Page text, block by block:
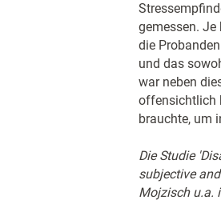
gemessen.
die
und das
war neben
offensichtlich
brauchte, um
Die Studie
subjective
Mojzisch u.a.